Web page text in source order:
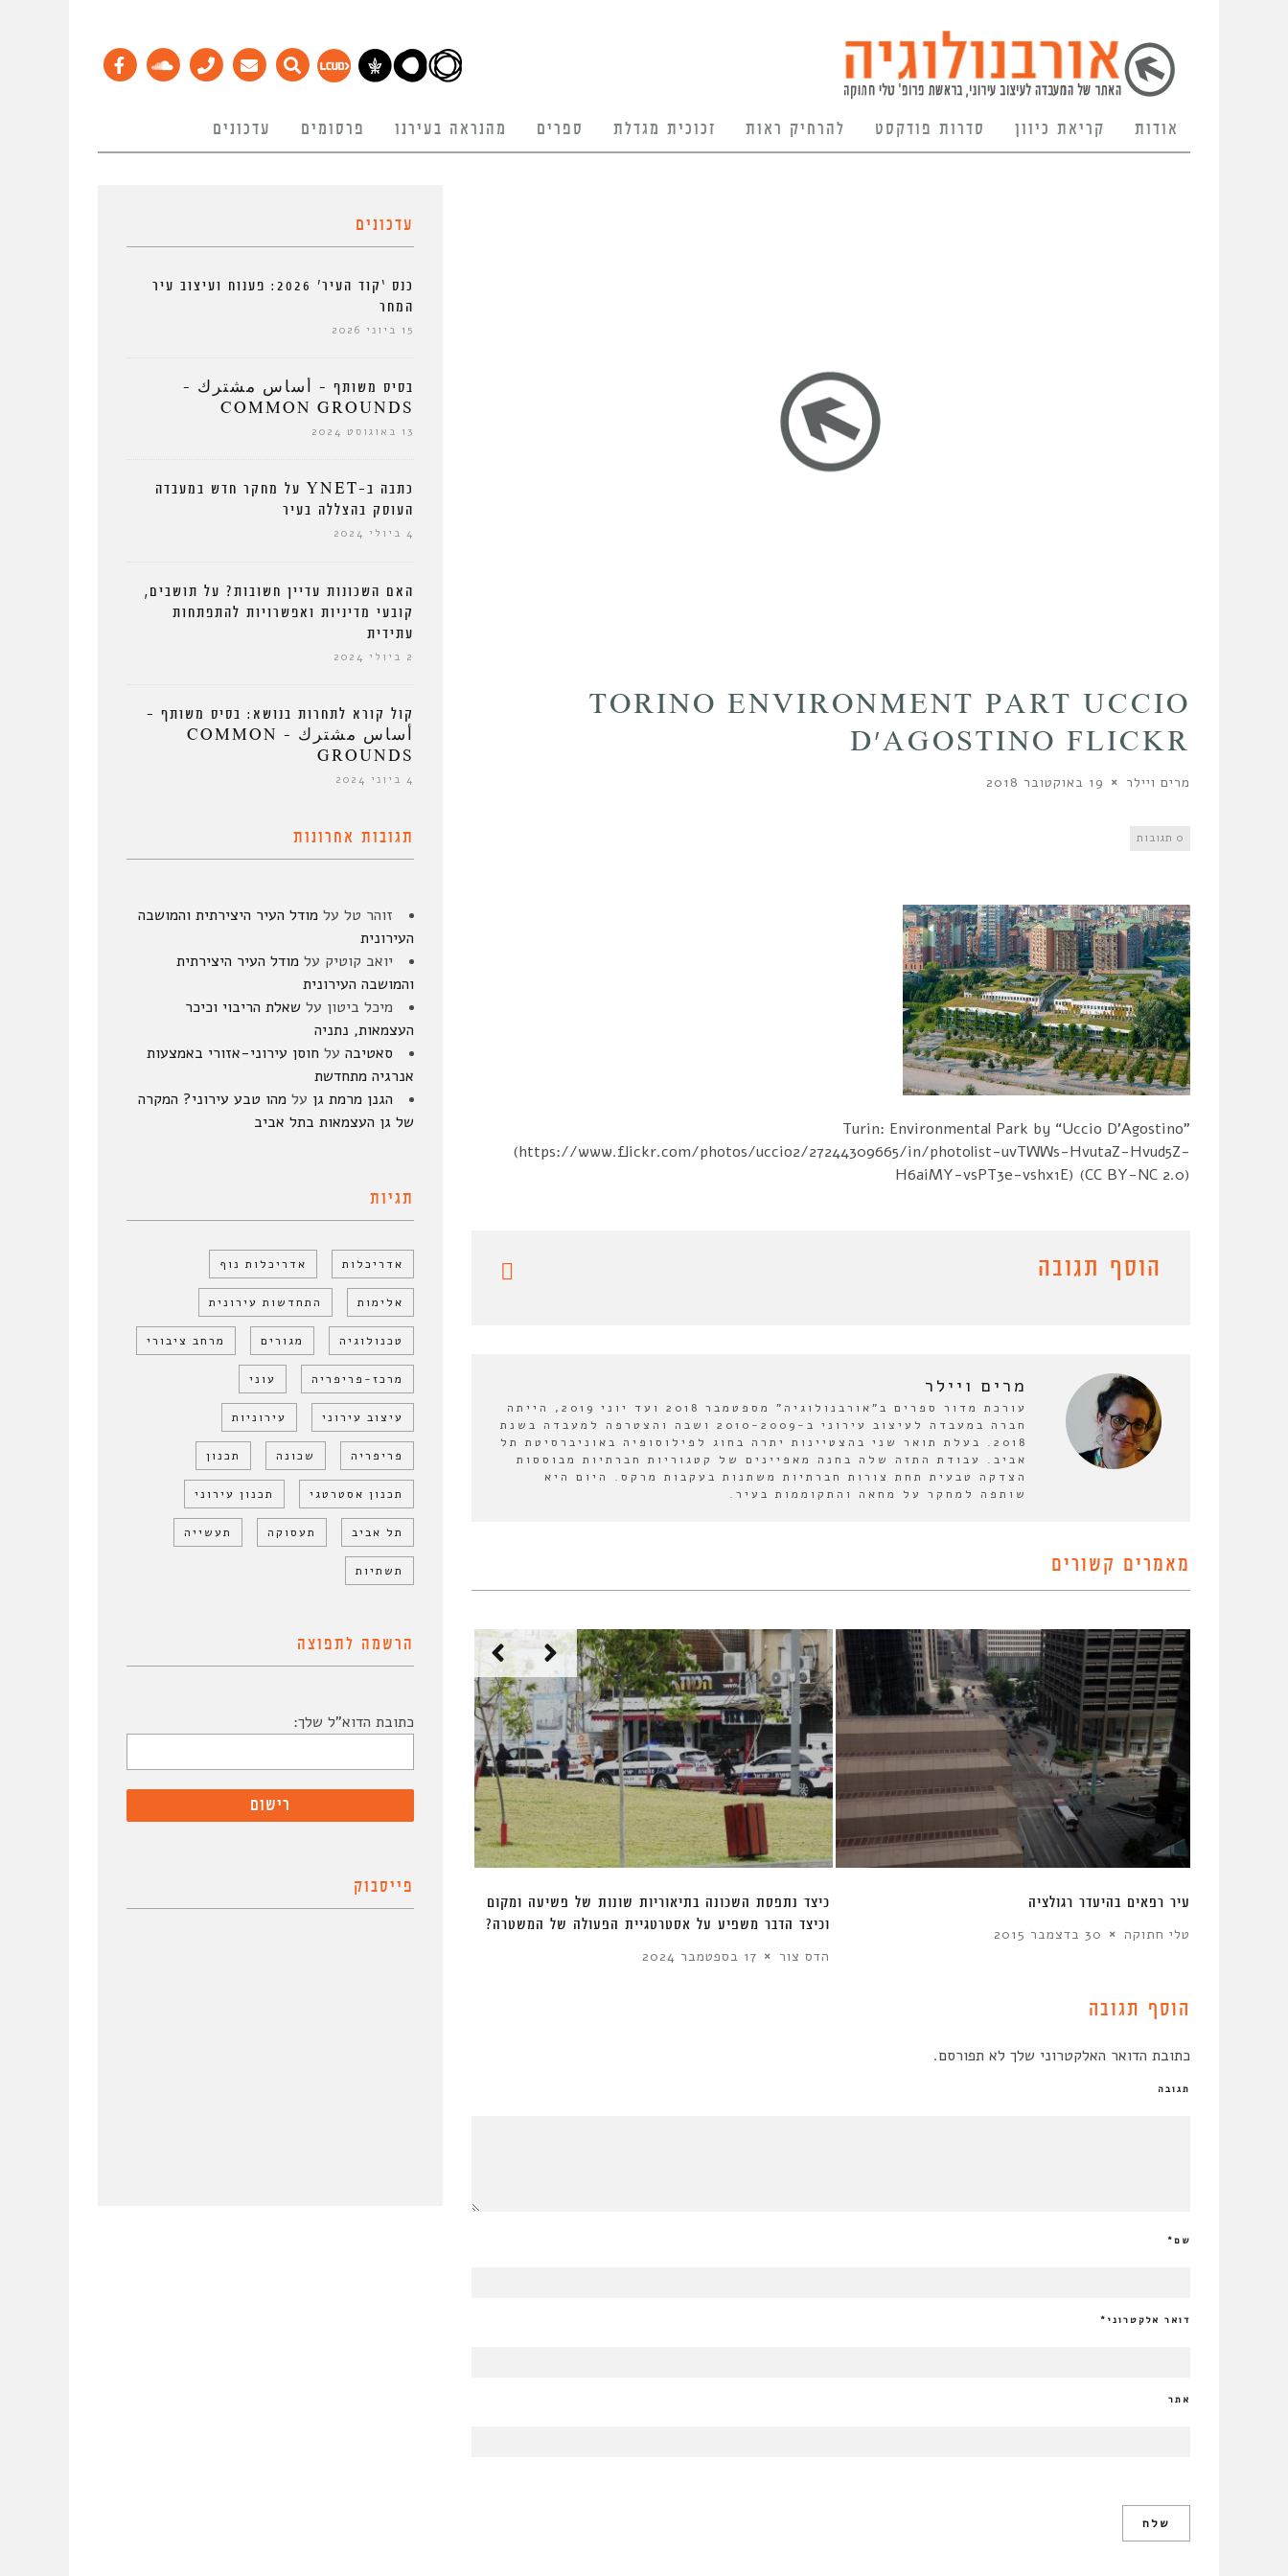
אודות קריאת כיוון סדרות פודקסט להרחיק ראות זכוכית מגדלת ספרים מהנראה בעירנו פרסומים עדכונים
TORINO ENVIRONMENT PART UCCIO
D’AGOSTINO FLICKR
מרים ויילר 19 באוקטובר 2018
0 תגובות
Turin: Environmental Park by “Uccio D’Agostino”
(https://www.flickr.com/photos/uccio2/27244309665/in/photolist-uvTWWs-HvutaZ-Hvud5Z-
H6aiMY-vsPT3e-vshx1E) (CC BY-NC 2.0)
הוסף תגובה
מרים ויילר
עורכת מדור ספרים ב"אורבנולוגיה" מספטמבר 2018 ועד יוני 2019, הייתה
חברה במעבדה לעיצוב עירוני ב-2010-2009 ושבה והצטרפה למעבדה בשנת
2018. בעלת תואר שני בהצטיינות יתרה בחוג לפילוסופיה באוניברסיטת תל
אביב. עבודת התזה שלה בחנה מאפיינים של קטגוריות חברתיות מבוססות
הצדקה טבעית תחת צורות חברתיות משתנות בעקבות מרקס. היום היא
שותפה למחקר על מחאה והתקוממות בעיר.
מאמרים קשורים
כיצד נתפסת השכונה בתיאוריות שונות של פשיעה ומקום
וכיצד הדבר משפיע על אסטרטגיית הפעולה של המשטרה?
הדס צור 17 בספטמבר 2024
עיר רפאים בהיעדר רגולציה
טלי חתוקה 30 בדצמבר 2015
הוסף תגובה
כתובת הדואר האלקטרוני שלך לא תפורסם.
תגובה
שם*
דואר אלקטרוני *
אתר
עדכונים
כנס ‘קוד העיר’ 2026: פענוח ועיצוב עיר
המחר
15 ביוני 2026
בסיס משותף – أساس مشترك –
COMMON GROUNDS
13 באוגוסט 2024
כתבה ב-YNET על מחקר חדש במעבדה
העוסק בהצללה בעיר
4 ביולי 2024
האם השכונות עדיין חשובות? על תושבים,
קובעי מדיניות ואפשרויות להתפתחות
עתידית
2 ביולי 2024
קול קורא לתחרות בנושא: בסיס משותף –
أساس مشترك – COMMON
GROUNDS
4 ביוני 2024
תגובות אחרונות
זוהר טל על מודל העיר היצירתית והמושבה
העירונית
יואב קוטיק על מודל העיר היצירתית
והמושבה העירונית
מיכל ביטון על שאלת הריבוי וכיכר
העצמאות, נתניה
סאטיבה על חוסן עירוני-אזורי באמצעות
אנרגיה מתחדשת
הגנן מרמת גן על מהו טבע עירוני? המקרה
של גן העצמאות בתל אביב
תגיות
אדריכלות אדריכלות נוף
אלימות התחדשות עירונית
טכנולוגיה מגורים מרחב ציבורי
מרכז-פריפריה עוני
עיצוב עירוני עירוניות
פריפריה שכונה תכנון
תכנון אסטרטגי תכנון עירוני
תל אביב תעסוקה תעשייה
תשתיות
הרשמה לתפוצה
כתובת הדוא"ל שלך:
פייסבוק